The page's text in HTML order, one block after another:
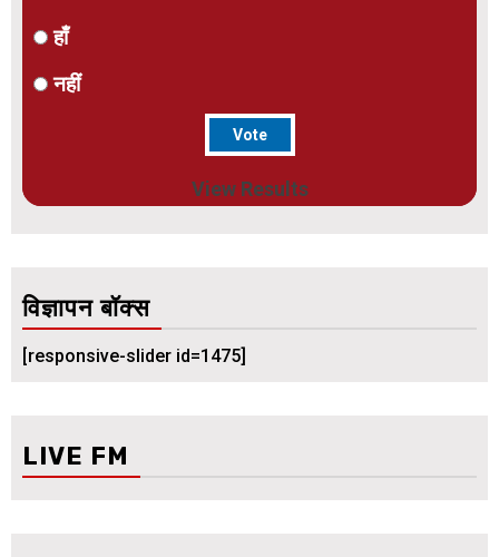
हाँ
नहीं
View Results
विज्ञापन बॉक्स
[responsive-slider id=1475]
LIVE FM